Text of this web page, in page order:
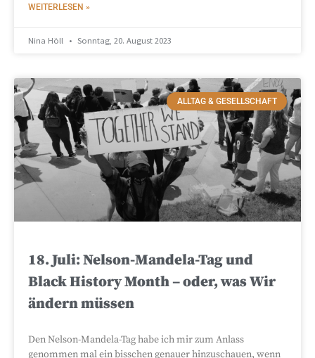
WEITERLESEN »
Nina Höll Sonntag, 20. August 2023
ALLTAG & GESELLSCHAFT
18. Juli: Nelson-Mandela-Tag und
Black History Month – oder, was Wir
ändern müssen
Den Nelson-Mandela-Tag habe ich mir zum Anlass
genommen mal ein bisschen genauer hinzuschauen, wenn